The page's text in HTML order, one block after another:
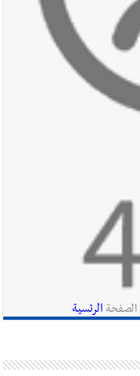
الحرية لكرة القدم
العدوالاسرائيلي
الجبل
سعد الحريري التعازي
الصفحة الرئسية